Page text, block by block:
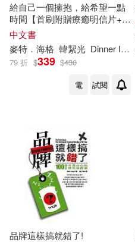
給自己一個擁抱，給希望一點
時間【首刷附贈療癒明信片+同
款手機桌布】
中文書
麥特 ． 海格 韓絜光 Dinner Illustration
79 折 $339 $430
電
試閱
品牌這樣搞就錯了!